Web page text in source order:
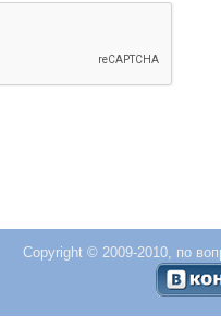
Copyright © 2009-2010, по